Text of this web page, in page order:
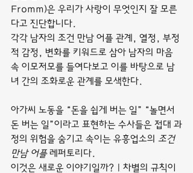
Fromm)은 우리가 사랑이 무엇인지 잘 모른
다고 진단합니다.
각각 남자의 조건 만남 어플 관계, 열정, 부정
적 감정, 변화를 키워드로 삼아 남자의 마음
속 이모저모를 들여다보고 이를 바탕으로 남
녀 간의 조화로운 관계를 모색한다.
아가씨 노동을 “돈을 쉽게 버는 일” “놀면서
돈 버는 일”이라고 표현하는 수사들은 접대 과
정의 위험을 숨기고 속이는 유흥업소의 조건
만남 어플 레퍼토리다.
이것은 새로운 이야기일까? | 차별의 규칙이